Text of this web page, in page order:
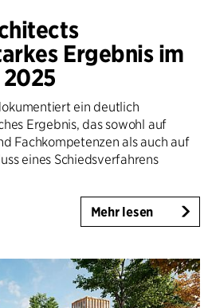
Ergebnis im
ein deutlich
Ergebnis, das sowohl auf
Fachkompetenzen als auch auf
eines Schiedsverfahrens
Mehr lesen